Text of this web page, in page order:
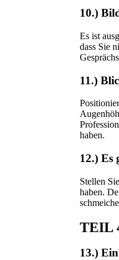
10.)
Es ist
dass Sie
11.)
haben.
12.) Es
Stellen
haben.
TEIL
13.)